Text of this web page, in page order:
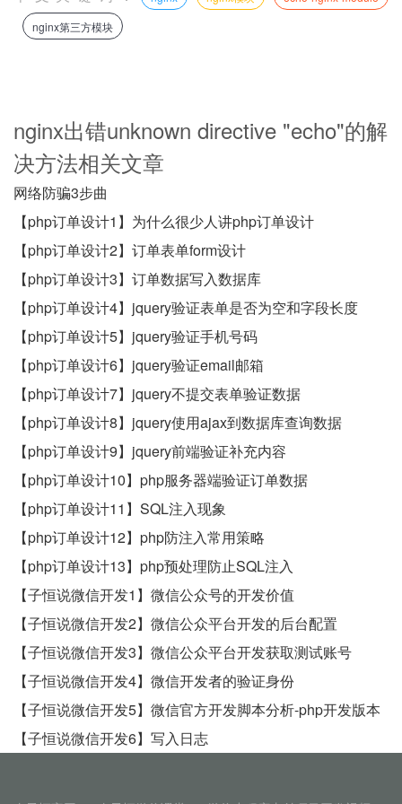
nginx第三方模块
nginx出错unknown directive "echo"的解
决方法相关文章
网络防骗3步曲
【php订单设计1】为什么很少人讲php订单设计
【php订单设计2】订单表单form设计
【php订单设计3】订单数据写入数据库
【php订单设计4】jquery验证表单是否为空和字段长度
【php订单设计5】jquery验证手机号码
【php订单设计6】jquery验证email邮箱
【php订单设计7】jquery不提交表单验证数据
【php订单设计8】jquery使用ajax到数据库查询数据
【php订单设计9】jquery前端验证补充内容
【php订单设计10】php服务器端验证订单数据
【php订单设计11】SQL注入现象
【php订单设计12】php防注入常用策略
【php订单设计13】php预处理防止SQL注入
【子恒说微信开发1】微信公众号的开发价值
【子恒说微信开发2】微信公众平台开发的后台配置
【子恒说微信开发3】微信公众平台开发获取测试账号
【子恒说微信开发4】微信开发者的验证身份
【子恒说微信开发5】微信官方开发脚本分析-php开发版本
【子恒说微信开发6】写入日志